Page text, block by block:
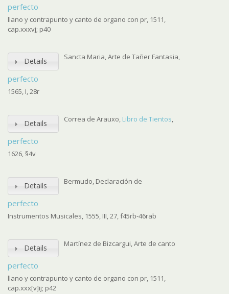
perfecto
llano y contrapunto y canto de organo con pr, 1511,
cap.xxxvj; p40
Details
perfecto
Sancta Maria, Arte de Tañer Fantasia,
1565, I, 28r
Details
perfecto
Correa de Arauxo, Libro de Tientos,
1626, §4v
Details
perfecto
Bermudo, Declaración de
Instrumentos Musicales, 1555, III, 27, f45rb-46rab
Details
perfecto
Martínez de Bizcargui, Arte de canto
llano y contrapunto y canto de organo con pr, 1511,
cap.xxx[v]ij; p42